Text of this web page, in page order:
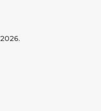
2026.